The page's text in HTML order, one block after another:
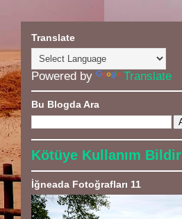
Translate
Powered by Translate
Bu Blogda Ara
Kötüye Kullanım Bildir
İğneada Fotoğrafları 11